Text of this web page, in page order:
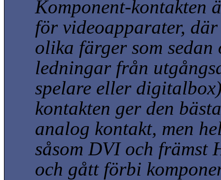
Komponent-kontakten
för videoapparater,
olika färger som
ledningar från
spelare eller
kontakten ger den
analog kontakt, men
såsom DVI och
och gått förbi